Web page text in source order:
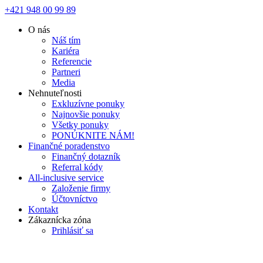
+421 948 00 99 89
O nás
Náš tím
Kariéra
Referencie
Partneri
Media
Nehnuteľnosti
Exkluzívne ponuky
Najnovšie ponuky
Všetky ponuky
PONÚKNITE NÁM!
Finančné poradenstvo
Finančný dotazník
Referral kódy
All-inclusive service
Založenie firmy
Účtovníctvo
Kontakt
Zákaznícka zóna
Prihlásiť sa